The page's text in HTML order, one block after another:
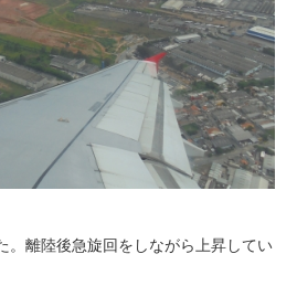
。離陸後急旋回をしながら上昇してい